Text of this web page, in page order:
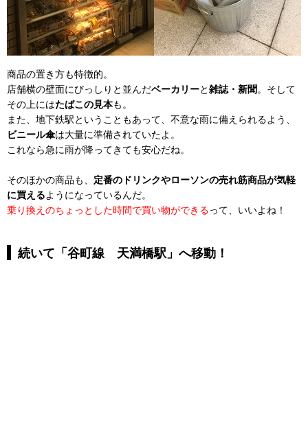
商品の置き方も特徴的。
店舗横の壁面にびっしりと並んだベーカリーと雑誌・新聞。そして
その上にはたばこの見本も。
また、地下鉄駅ということもあって、不意な雨に備えられるよう、
ビニール傘は大量に準備されていたよ。
これなら急に雨が降ってきても安心だね。
そのほかの商品も、 定番のドリンクやローソンの売れ筋商品が気軽
に買えるようになっているんだ。
乗り換えのちょっとした時間で買い物ができるって、いいよね！
続いて「谷町線 天満橋駅」へ移動！